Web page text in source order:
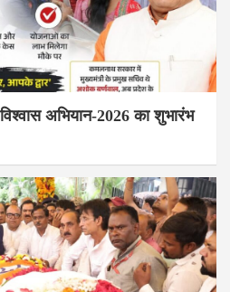
अभियान-2026 का शुभारंभ